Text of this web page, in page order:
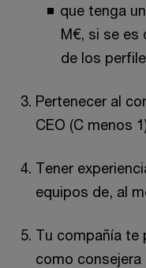
que tenga
M€, si se es
de los
Pertenecer al
CEO (C menos
Tener
equipos de, al
Tu compañía te
como